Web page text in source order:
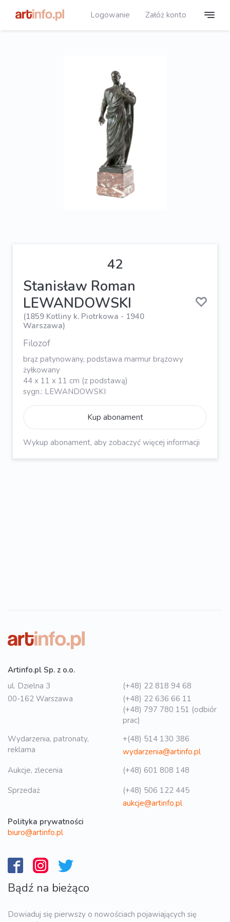
Logowanie Załóż konto
42
Stanisław Roman
LEWANDOWSKI
(1859 Kotliny k. Piotrkowa - 1940
Warszawa)
Filozof
brąz patynowany, podstawa marmur brązowy
żyłkowany
44 x 11 x 11 cm (z podstawą)
sygn.: LEWANDOWSKI
Kup abonament
Wykup abonament, aby zobaczyć więcej informacji
Artinfo.pl Sp. z o.o.
ul. Dzielna 3
00-162 Warszawa
(+48) 22 818 94 68
(+48) 22 636 66 11
(+48) 797 780 151 (odbiór
prac)
Wydarzenia, patronaty,
reklama
+(48) 514 130 386
wydarzenia@artinfo.pl
Aukcje, zlecenia
(+48) 601 808 148
Sprzedaż
(+48) 506 122 445
aukcje@artinfo.pl
Polityka prywatności
biuro@artinfo.pl
Bądź na bieżąco
Dowiaduj się pierwszy o nowościach pojawiających się